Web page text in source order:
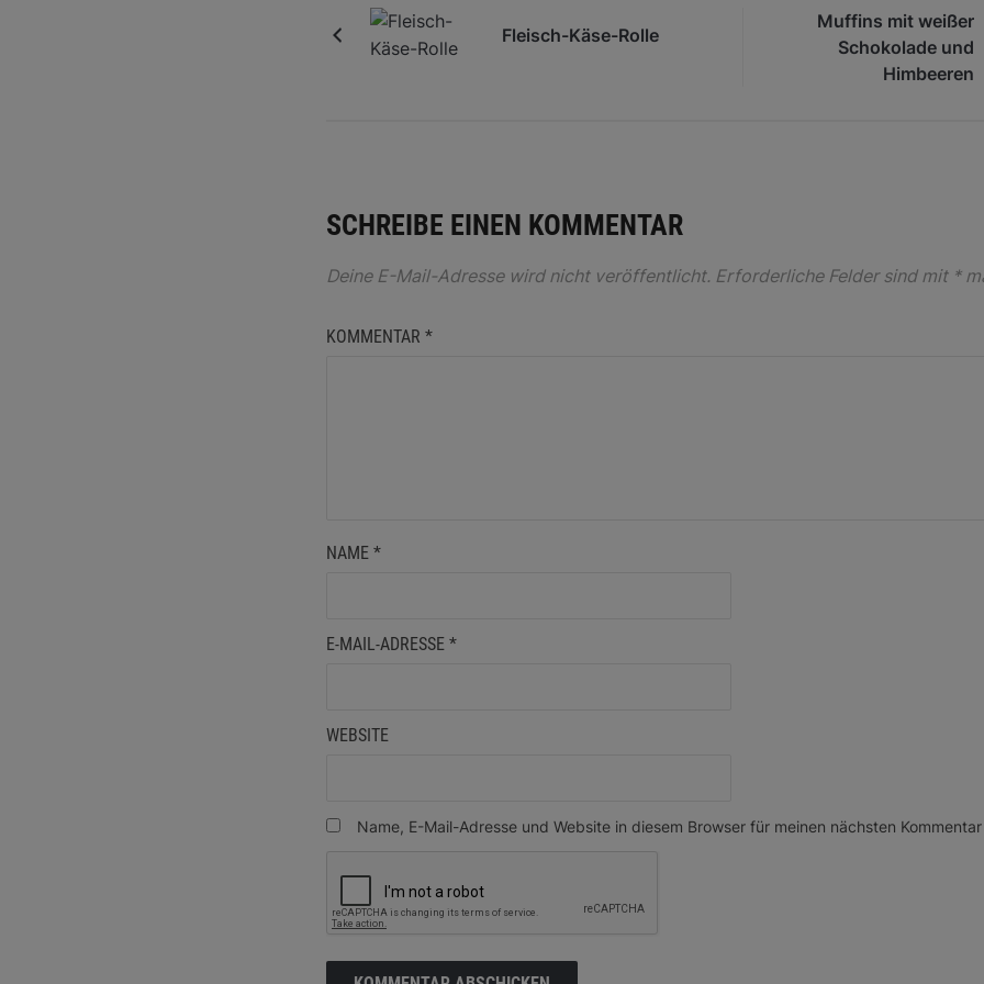
Fleisch-Käse-Rolle
Muffins mit weißer
Schokolade und
Himbeeren
SCHREIBE EINEN KOMMENTAR
Deine E-Mail-Adresse wird nicht veröffentlicht. Erforderliche Felder sind mit *
KOMMENTAR *
NAME *
E-MAIL-ADRESSE *
WEBSITE
Name, E-Mail-Adresse und Website in diesem Browser für meinen nächsten